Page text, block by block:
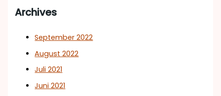
Archives
September 2022
August 2022
Juli 2021
Juni 2021